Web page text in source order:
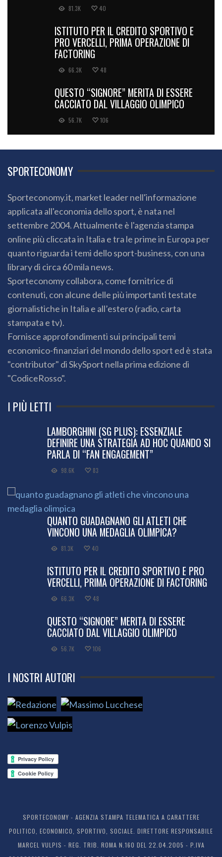
81.3K 40
ISTITUTO PER IL CREDITO SPORTIVO E
PRO VERCELLI, PRIMA OPERAZIONE DI
FACTORING
66.3K 48
QUESTO “SIGNORE” MERITA DI ESSERE
CACCIATO DAL VILLAGGIO OLIMPICO
56.7K 106
SPORTECONOMY
Sporteconomy.it, market leader nell'informazione
applicata all'economia dello sport, è nata nel
settembre 2004. Attualmente è l'agenzia stampa
online più cliccata in Italia e tra le prime in Europa per
quanto riguarda i temi dello sport-business, con una
library di circa 60 mila news.
Sporteconomy collabora, come fornitrice di
contenuti, con alcune delle più importanti testate
giornalistiche in Italia e all’estero (radio, carta
stampata e tv).
Fornisce approfondimenti sui principali temi
economico-finanziari del mondo dello sport ed è stata
"contributor" di SkySport nella prima edizione di
"CodiceRosso".
I PIÙ LETTI
LAMBORGHINI (SG PLUS): ESSENZIALE
DEFINIRE UNA STRATEGIA AD HOC QUANDO SI
PARLA DI “FAN ENGAGEMENT”
98.6K 83
QUANTO GUADAGNANO GLI ATLETI CHE
VINCONO UNA MEDAGLIA OLIMPICA?
81.3K 40
ISTITUTO PER IL CREDITO SPORTIVO E PRO
VERCELLI, PRIMA OPERAZIONE DI FACTORING
66.3K 48
QUESTO “SIGNORE” MERITA DI ESSERE
CACCIATO DAL VILLAGGIO OLIMPICO
56.7K 106
I NOSTRI AUTORI
SPORTECONOMY - AGENZIA STAMPA TELEMATICA A CARATTERE
POLITICO, ECONOMICO, SPORTIVO, SOCIALE. DIRETTORE RESPONSABILE
MARCEL VULPIS - REG. TRIB. ROMA N.160 DEL 22.04.2005 - P.IVA